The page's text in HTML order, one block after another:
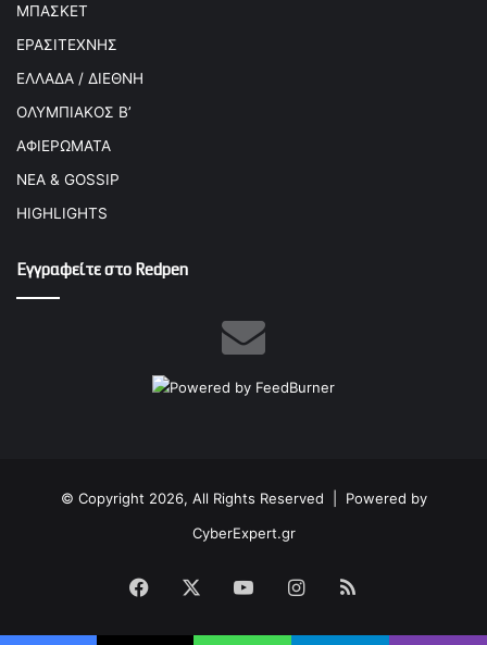
ΜΠΑΣΚΕΤ
ΕΡΑΣΙΤΕΧΝΗΣ
ΕΛΛΑΔΑ / ΔΙΕΘΝΗ
ΟΛΥΜΠΙΑΚΟΣ Β’
ΑΦΙΕΡΩΜΑΤΑ
ΝΕΑ & GOSSIP
HIGHLIGHTS
Εγγραφείτε στο Redpen
© Copyright 2026, All Rights Reserved | Powered by
CyberExpert.gr
Facebook YouTubeInstagram
RSS